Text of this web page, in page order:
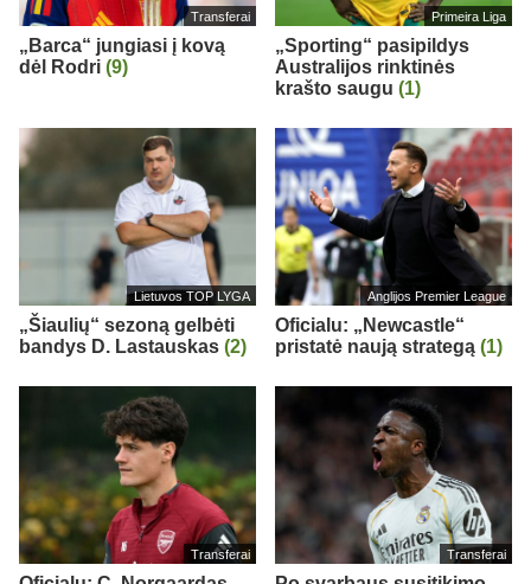
Transferai
„Barca“ jungiasi į kovą
dėl Rodri (9)
Primeira Liga
„Sporting“ pasipildys
Australijos rinktinės
krašto saugu (1)
Lietuvos TOP LYGA
„Šiaulių“ sezoną gelbėti
bandys D. Lastauskas (2)
Anglijos Premier League
Oficialu: „Newcastle“
pristatė naują strategą (1)
Transferai Transferai